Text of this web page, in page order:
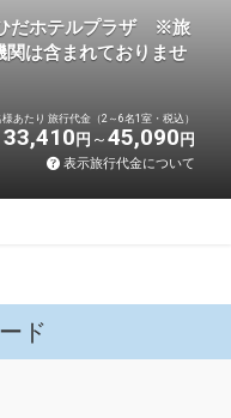
だホテルプラザ ※旅
は含まれておりませ
あたり 旅行代金（2～6名1室・税込）
33,410 円 45,090 円
表示旅行代金について
ド